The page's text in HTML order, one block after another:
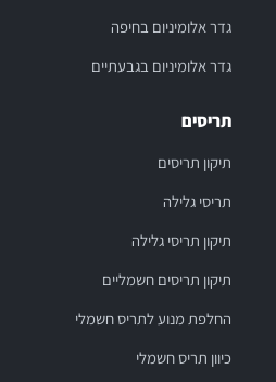
גדר אלומיניום בחיפה
גדר אלומיניום בגבעתיים
תריסים
תיקון תריסים
תריסי גלילה
תיקון תריסי גלילה
תיקון תריסים חשמליים
החלפת מנוע לתריס חשמלי
כיוון תריס חשמלי